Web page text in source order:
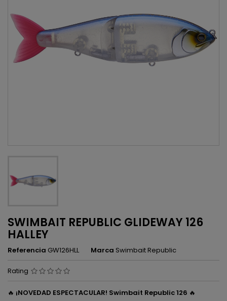
SWIMBAIT REPUBLIC GLIDEWAY 126
HALLEY
Referencia GW126HLL Marca Swimbait Republic
Rating
🔥 ¡NOVEDAD ESPECTACULAR! Swimbait Republic 126 🔥